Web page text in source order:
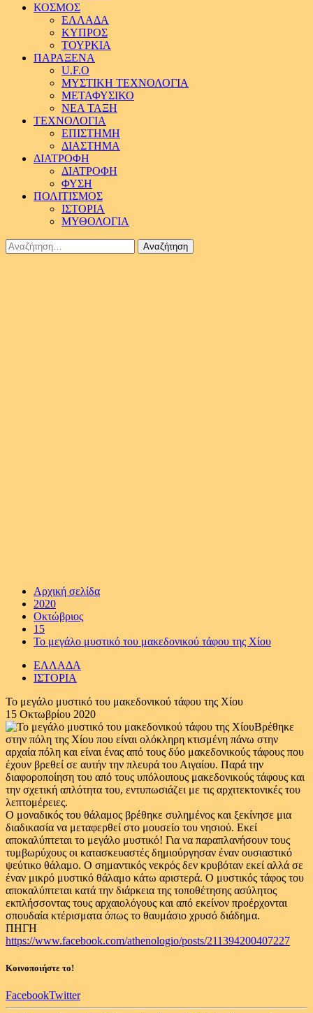
ΚΟΣΜΟΣ
ΕΛΛΑΔΑ
ΚΥΠΡΟΣ
ΤΟΥΡΚΙΑ
ΠΑΡΑΞΕΝΑ
U.F.O
ΜΥΣΤΙΚΗ ΤΕΧΝΟΛΟΓΙΑ
ΜΕΤΑΦΥΣΙΚΟ
ΝΕΑ ΤΑΞΗ
ΤΕΧΝΟΛΟΓΙΑ
ΕΠΙΣΤΗΜΗ
ΔΙΑΣΤΗΜΑ
ΔΙΑΤΡΟΦΗ
ΔΙΑΤΡΟΦΗ
ΦΥΣΗ
ΠΟΛΙΤΙΣΜΟΣ
ΙΣΤΟΡΙΑ
ΜΥΘΟΛΟΓΙΑ
Αναζήτηση
για:
Αρχική σελίδα
2020
Οκτώβριος
15
Το μεγάλο μυστικό του μακεδονικού τάφου της Χίου
ΕΛΛΑΔΑ
ΙΣΤΟΡΙΑ
Το μεγάλο μυστικό του μακεδονικού τάφου της Χίου
15 Οκτωβρίου 2020
Βρέθηκε
στην πόλη της Χίου που είναι ολόκληρη κτισμένη πάνω στην
αρχαία πόλη και είναι ένας από τους δύο μακεδονικούς τάφους που
έχουν βρεθεί σε αυτήν την πλευρά του Αιγαίου. Παρά την
διαφοροποίηση του από τους υπόλοιπους μακεδονικούς τάφους και
την σχετική απλότητα του, εντυπωσιάζει με τις αρχιτεκτονικές του
λεπτομέρειες.
Ο μοναδικός του θάλαμος βρέθηκε συλημένος και ξεκίνησε μια
διαδικασία να μεταφερθεί στο μουσείο του νησιού. Εκεί
αποκαλύπτεται το μεγάλο μυστικό! Για να παραπλανήσουν τους
τυμβωρύχους οι κατασκευαστές δημιούργησαν έναν ουσιαστικό
ψεύτικο θάλαμο. Ο σημαντικός νεκρός δεν κρυβόταν εκεί αλλά σε
έναν μικρό μυστικό θάλαμο κάτω αριστερά. Ο μυστικός τάφος του
αποκαλύπτεται κατά την διάρκεια της τοποθέτησης ασύλητος
εκπλήσσοντας τους αρχαιολόγους και από εκείνον προέρχονται
σπουδαία κτέρισματα όπως το θαυμάσιο χρυσό διάδημα.
ΠΗΓΗ
https://www.facebook.com/athenologio/posts/211394200407227
Κοινοποιήστε το!
FacebookTwitter